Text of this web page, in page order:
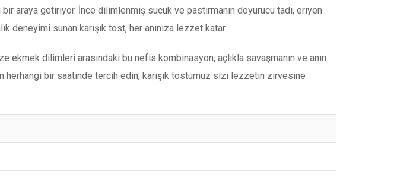
araya getiriyor. İnce dilimlenmiş sucuk ve pastırmanın doyurucu tadı, eriyen
deneyimi sunan karışık tost, her anınıza lezzet katar.
dilimleri arasındaki bu nefis kombinasyon, açlıkla savaşmanın ve anın
herhangi bir saatinde tercih edin, karışık tostumuz sizi lezzetin zirvesine